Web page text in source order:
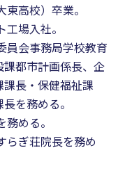
高校）卒業。
場入社。
員会事務局学校教育
都市計画係長、企
長・保健福祉課
を務める。
める。
らぎ荘院長を務め